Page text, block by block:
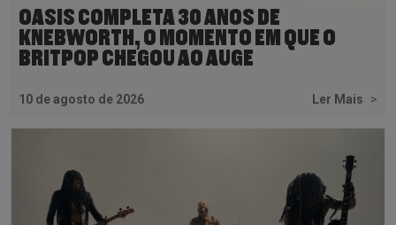
OASIS COMPLETA 30 ANOS DE
KNEBWORTH, O MOMENTO EM QUE O
BRITPOP CHEGOU AO AUGE
10 de agosto de 2026 Ler Mais >